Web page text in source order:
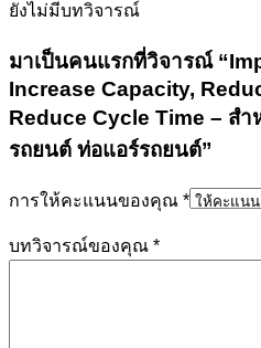
ยังไม่มีบทวิจารณ์
มาเป็นคนแรกที่วิจารณ์
Increase Capacity,
Reduce Cycle Time – ส
รถยนต์ ท่อแอร์รถยนต์”
การให้คะแนนของคุณ *
บทวิจารณ์ของคุณ *